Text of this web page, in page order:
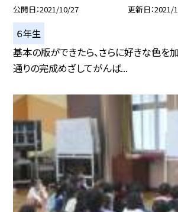
公開日 2021/10/27 更新日 2021/
６年生
基本の版ができたら、さらに好きな色を
通りの完成めざしてがんば...